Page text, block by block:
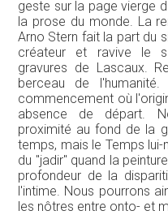
geste sur la page vierge
la prose du monde. La
Arno Stern fait la part du
créateur et ravive le
gravures de Lascaux.
berceau de
commencement où
absence de départ.
proximité au fond de la
temps, mais le Temps
du "jadir" quand la
profondeur de la
l'intime. Nous pourrons
les nôtres entre onto- et